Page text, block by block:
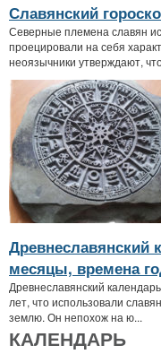
Славянский
Северные племена славян
проецировали на себя
неоязычники утверждают,
Древнеславянский
месяцы, времена
Древнеславянский
лет, что использовали
землю. Он непохож на ю...
КАЛЕНДАРЬ